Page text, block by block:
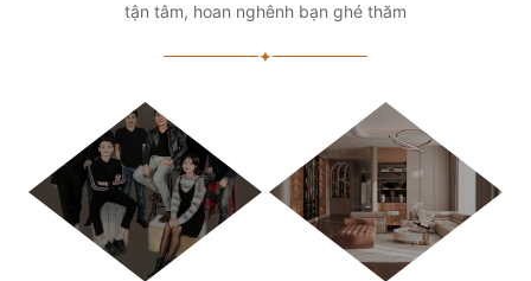
tận tâm, hoan nghênh bạn ghé thăm
✦